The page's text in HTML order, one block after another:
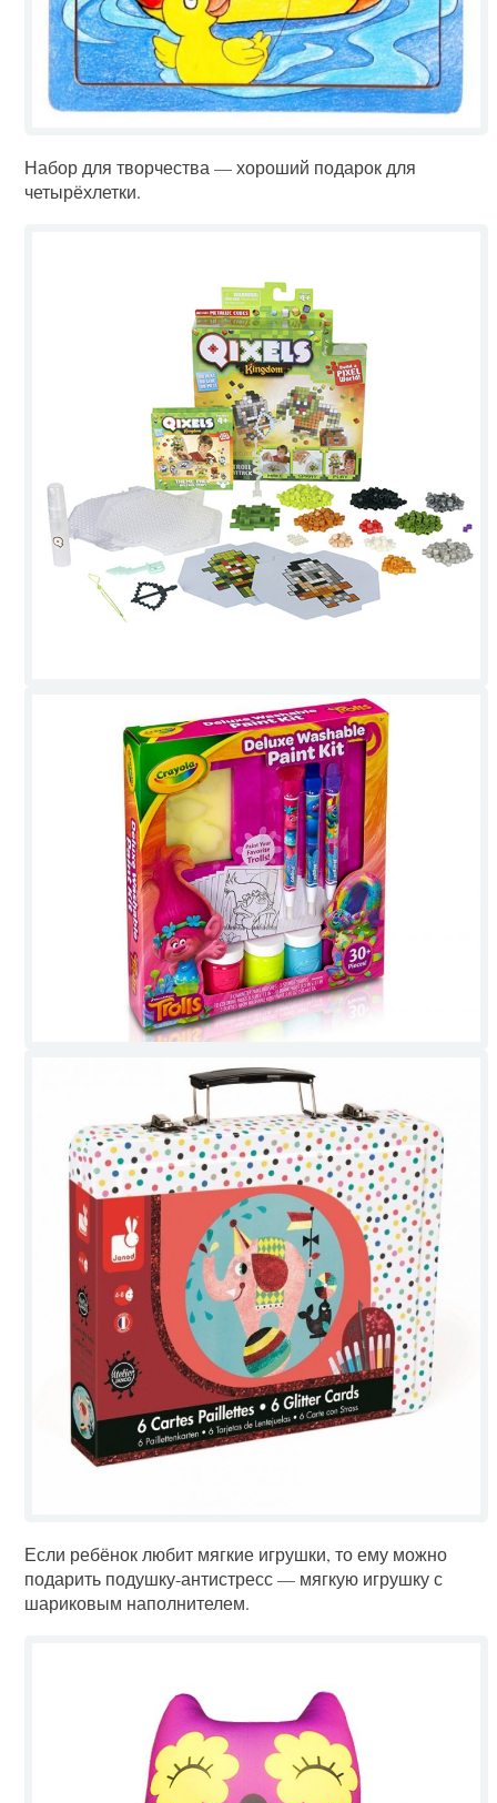
Набор для творчества — хороший подарок для
четырёхлетки.
Если ребёнок любит мягкие игрушки, то ему можно
подарить подушку-антистресс — мягкую игрушку с
шариковым наполнителем.